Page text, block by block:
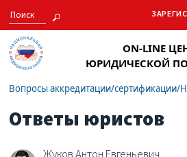
ON-LINE
ЮРИДИЧЕСКОЙ
Вопросы аккредитации/
Ответы юристов
Жуков Антон Евгеньевич